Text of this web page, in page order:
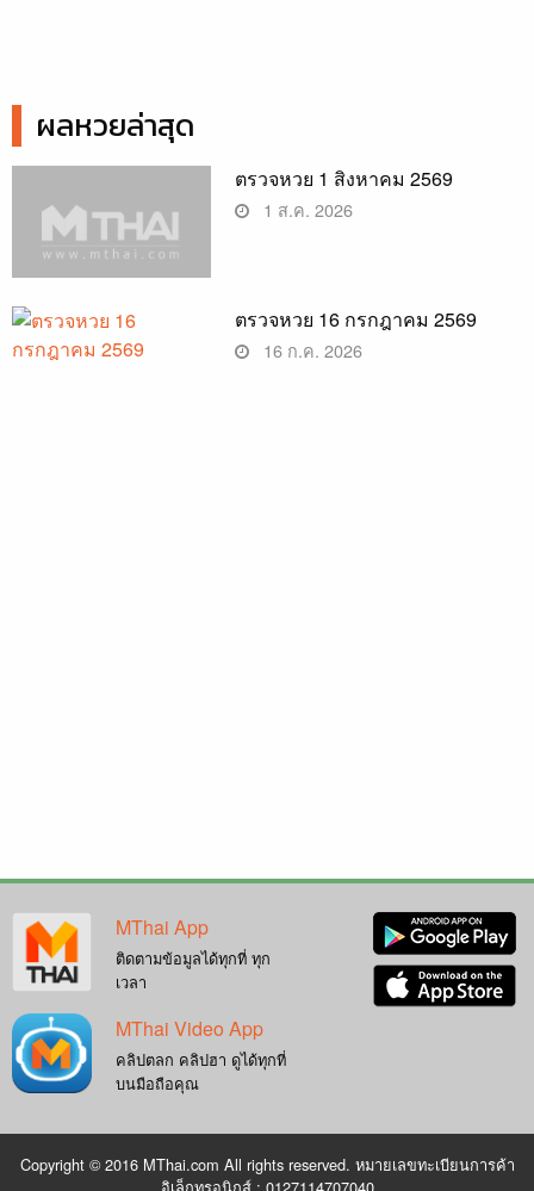
ผลหวยล่าสุด
ตรวจหวย 1 สิงหาคม 2569
1 ส.ค. 2026
ตรวจหวย 16 กรกฎาคม 2569
16 ก.ค. 2026
MThai App
ติดตามข้อมูลได้ทุกที่ ทุก
เวลา
MThai Video App
คลิปตลก คลิปฮา ดูได้ทุกที่
บนมือถือคุณ
Copyright © 2016 MThai.com All rights reserved. หมายเลขทะเบียนการค้า